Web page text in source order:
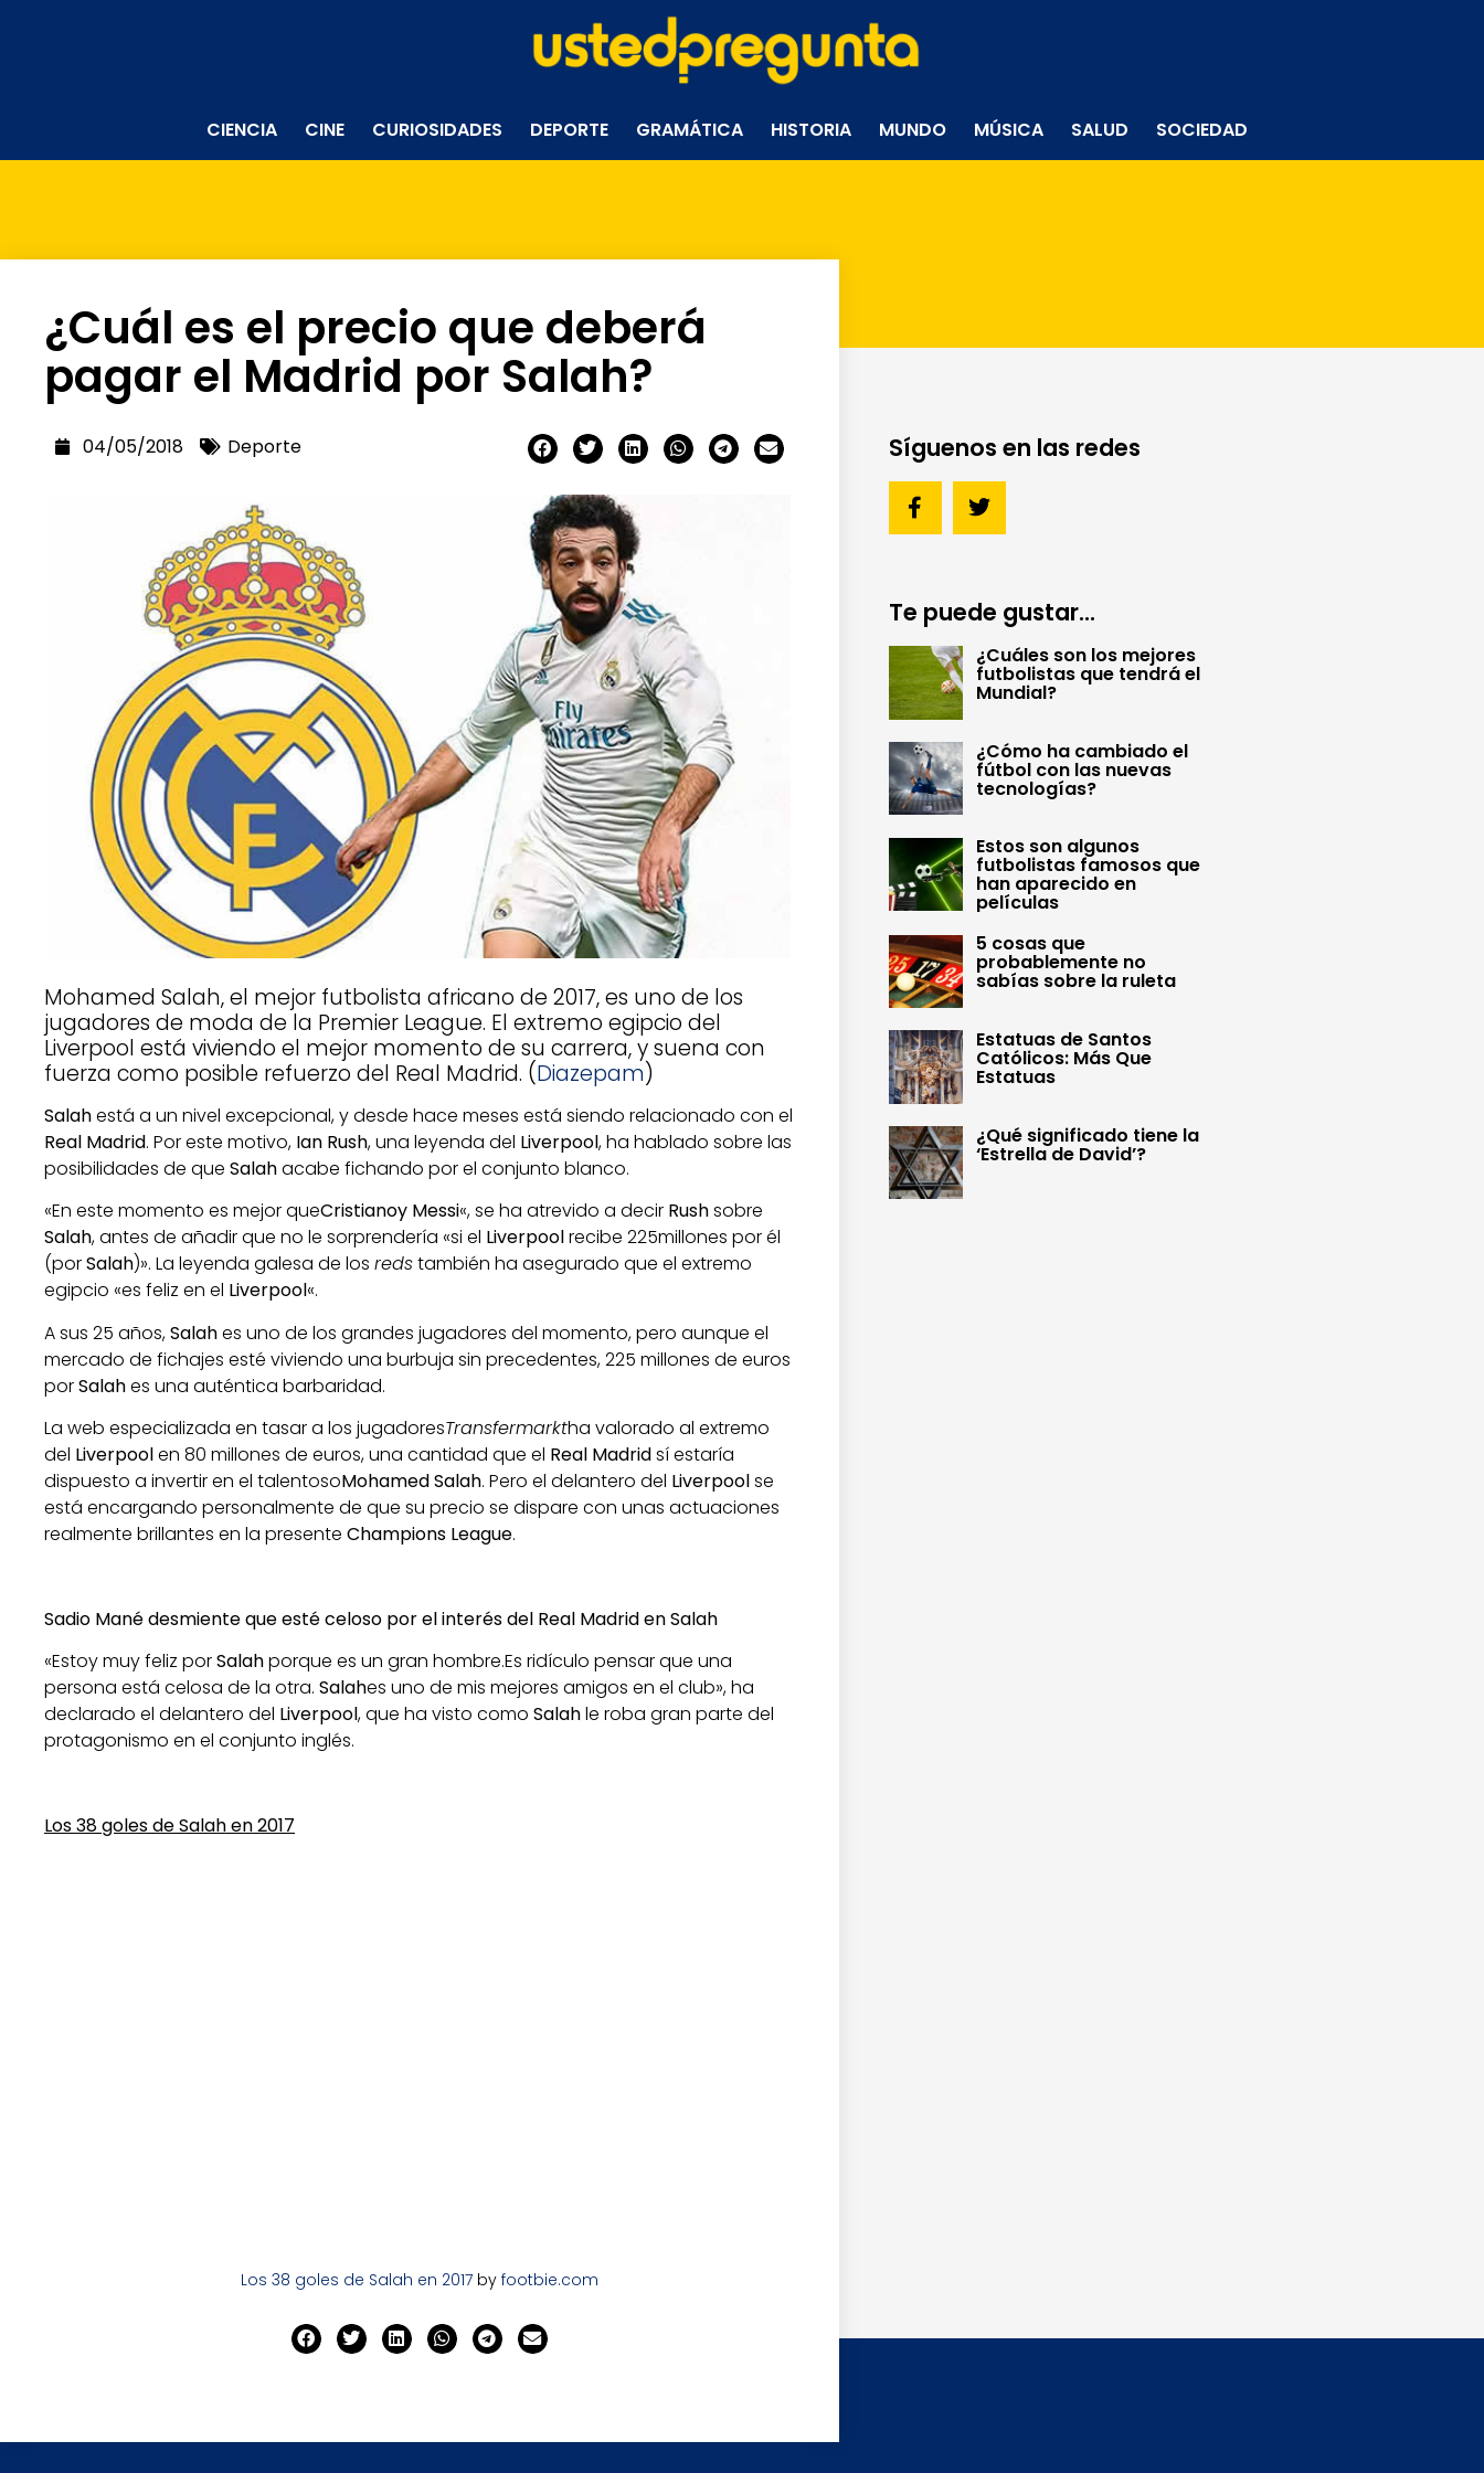
CIENCIA CINE CURIOSIDADES DEPORTE GRAMÁTICA HISTORIA MUNDO MÚSICA SALUD SOCIEDAD
¿Cuál es el precio que deberá
pagar el Madrid por Salah?
04/05/2018 Deporte
Mohamed Salah, el mejor futbolista africano de 2017, es uno de los
jugadores de moda de la Premier League. El extremo egipcio del
Liverpool está viviendo el mejor momento de su carrera, y suena con
fuerza como posible refuerzo del Real Madrid. (Diazepam)
Salahestá a un nivel excepcional, y desde hace meses está siendo relacionado con el
Real Madrid. Por este motivo, Ian Rush, una leyenda del Liverpool, ha hablado sobre las
posibilidades de que Salahacabe fichando por el conjunto blanco.
«En este momento es mejor queCristianoy Messi«, se ha atrevido a decir Rushsobre
Salah, antes de añadir que no le sorprendería «si el Liverpoolrecibe 225millones por él
(porSalah)». La leyenda galesa de los redstambién ha asegurado que el extremo
egipcio «es feliz en el Liverpool«.
A sus 25 años,Salahes uno de los grandes jugadores del momento, pero aunque el
mercado de fichajes esté viviendo una burbuja sin precedentes, 225 millones de euros
porSalahes una auténtica barbaridad.
La web especializada en tasar a los jugadoresTransfermarktha valorado al extremo
del Liverpoolen 80 millones de euros, una cantidad que el Real Madridsí estaría
dispuesto a invertir en el talentosoMohamed Salah. Pero el delantero del Liverpoolse
está encargando personalmente de que su precio se dispare con unas actuaciones
realmente brillantes en la presente Champions League.
Sadio Mané desmiente que esté celoso por el interés del Real Madrid en Salah
«Estoy muy feliz porSalahporque es un gran hombre.Es ridículo pensar que una
persona está celosa de la otra. Salahes uno de mis mejores amigos en el club», ha
declarado el delantero del Liverpool, que ha visto como Salahle roba gran parte del
protagonismo en el conjunto inglés.
Los 38 goles de Salah en 2017
Los 38 goles de Salah en 2017by footbie.com
Síguenos en las redes
Te puede gustar...
¿Cuáles son los mejores
futbolistas que tendrá el
Mundial?
¿Cómo ha cambiado el
fútbol con las nuevas
tecnologías?
Estos son algunos
futbolistas famosos que
han aparecido en
películas
5 cosas que
probablemente no
sabías sobre la ruleta
Estatuas de Santos
Católicos: Más Que
Estatuas
¿Qué significado tiene la
‘Estrella de David’?